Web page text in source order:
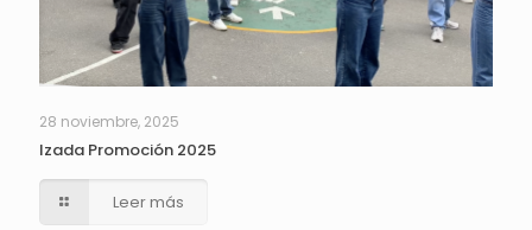
28 noviembre, 2025
Izada Promoción 2025
Leer más